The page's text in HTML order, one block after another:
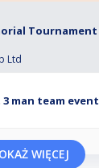
Tournament
Ltd
man team event
WIĘCEJ